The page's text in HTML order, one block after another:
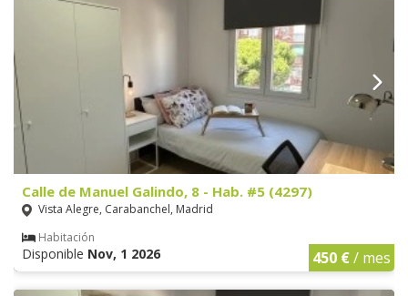
Calle de Manuel Galindo, 8 - Hab. #5 (4297)
Vista Alegre, Carabanchel, Madrid
Habitación
Disponible Nov, 1 2026 450 €/ mes